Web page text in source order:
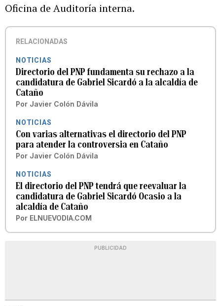
Oficina de Auditoría interna.
RELACIONADAS
NOTICIAS
Directorio del PNP fundamenta su rechazo a la
candidatura de Gabriel Sicardó a la alcaldía de
Cataño
Por Javier Colón Dávila
NOTICIAS
Con varias alternativas el directorio del PNP
para atender la controversia en Cataño
Por Javier Colón Dávila
NOTICIAS
El directorio del PNP tendrá que reevaluar la
candidatura de Gabriel Sicardó Ocasio a la
alcaldía de Cataño
Por ELNUEVODIA.COM
PUBLICIDAD